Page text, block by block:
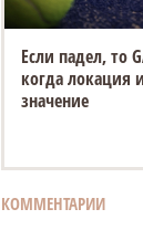
Если падел, то
когда локация
значение
КОММЕНТАРИИ